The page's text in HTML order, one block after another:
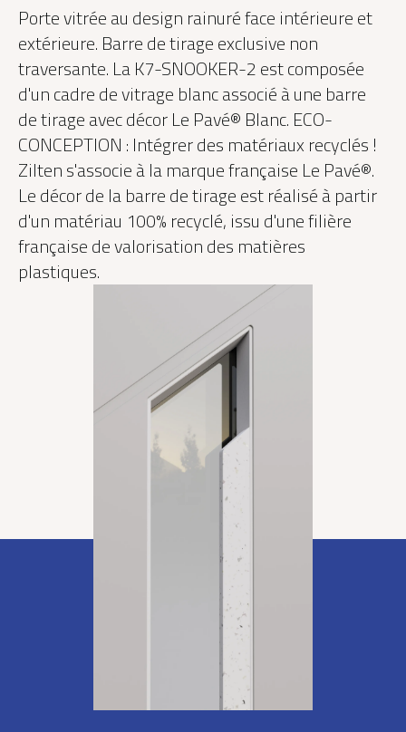
Porte vitrée au design rainuré face intérieure et
extérieure. Barre de tirage exclusive non
traversante. La K7-SNOOKER-2 est composée
d'un cadre de vitrage blanc associé à une barre
de tirage avec décor Le Pavé® Blanc. ECO-
CONCEPTION : Intégrer des matériaux recyclés !
Zilten s'associe à la marque française Le Pavé®.
Le décor de la barre de tirage est réalisé à partir
d'un matériau 100% recyclé, issu d'une filière
française de valorisation des matières
plastiques.